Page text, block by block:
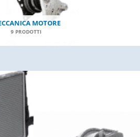
MOTORE
9 PRODOTTI